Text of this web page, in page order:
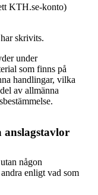
KTH.se-konto)
skrivits.
under
som finns på
handlingar, vilka
av allmänna
anslagstavlor
någon
enligt vad som